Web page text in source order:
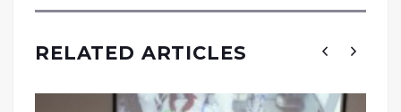
RELATED ARTICLES